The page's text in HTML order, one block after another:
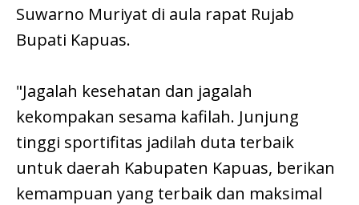
Suwarno Muriyat di aula rapat Rujab
Bupati Kapuas.
"Jagalah kesehatan dan jagalah
kekompakan sesama kafilah. Junjung
tinggi sportifitas jadilah duta terbaik
untuk daerah Kabupaten Kapuas, berikan
kemampuan yang terbaik dan maksimal